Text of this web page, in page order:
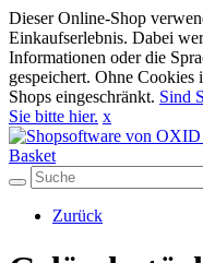
Dieser Online-Shop
Einkaufserlebnis. Dabei
Informationen oder die
gespeichert. Ohne
Shops eingeschränkt. Sind
Sie bitte hier. x
Basket
Zurück